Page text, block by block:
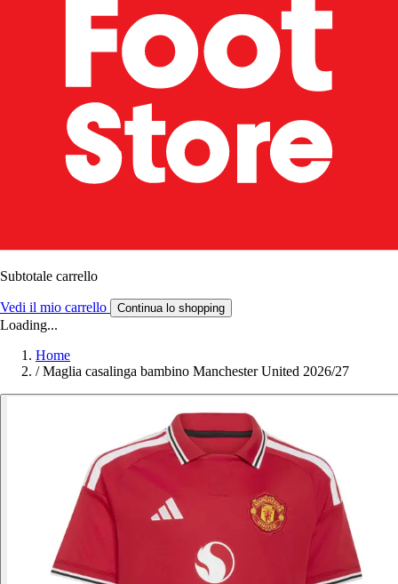
Subtotale carrello
Vedi il mio carrello Continua lo shopping
Loading...
Home
/ Maglia casalinga bambino Manchester United 2026/27